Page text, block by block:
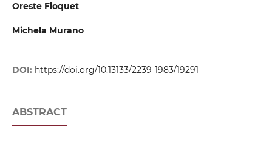
Oreste Floquet
Michela Murano
DOI: https://doi.org/10.13133/2239-1983/19291
ABSTRACT